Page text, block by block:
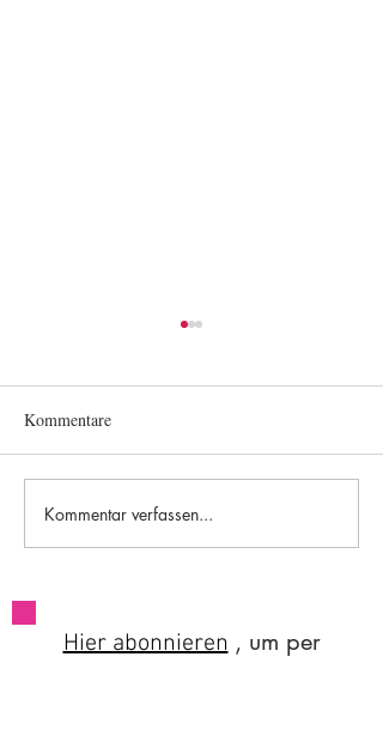
#85 A brief flight of stairs
Kommentare
Kommentar verfassen...
Hier abonnieren , um per